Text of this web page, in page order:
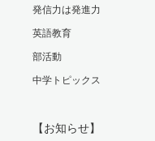
発信力は発進力
英語教育
部活動
中学トピックス
【お知らせ】